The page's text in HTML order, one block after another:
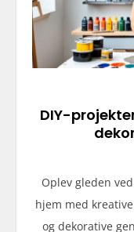
DIY-
Oplev gleden
hjem med
og dekorative